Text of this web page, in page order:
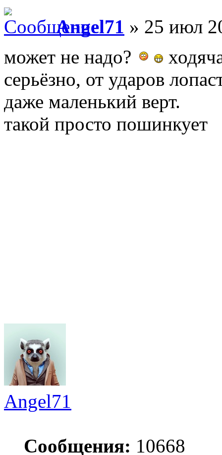
Angel71 » 25 июл
может не надо?
серьёзно, от ударов
даже маленький верт.
такой просто пошинкует
Angel71
Сообщения: 10668